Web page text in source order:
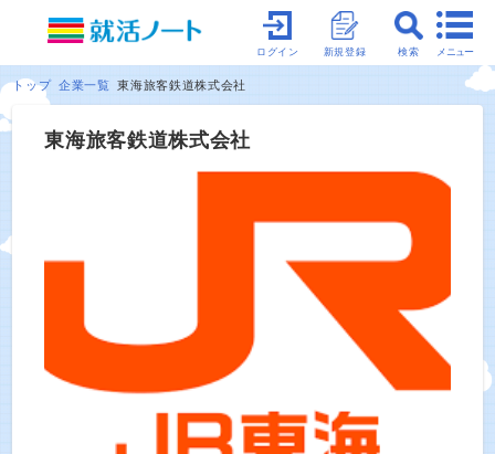
メニュー
検索
新規登録
ログイン
トップ 企業一覧 東海旅客鉄道株式会社
東海旅客鉄道株式会社